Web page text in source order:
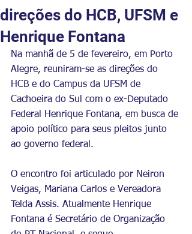
direções do HCB, UFSM e
Henrique Fontana
Na manhã de 5 de fevereiro, em Porto
Alegre, reuniram-se as direções do
HCB e do Campus da UFSM de
Cachoeira do Sul com o ex-Deputado
Federal Henrique Fontana, em busca de
apoio político para seus pleitos junto
ao governo federal.
O encontro foi articulado por Neiron
Veigas, Mariana Carlos e Vereadora
Telda Assis. Atualmente Henrique
Fontana é Secretário de Organização